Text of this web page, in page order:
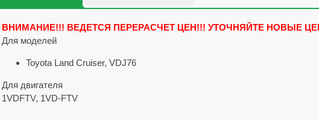
ВНИМАНИЕ!!! ВЕДЕТСЯ ПЕРЕРАСЧЕТ ЦЕН!!! УТОЧНЯЙТЕ НОВЫЕ
Для моделей
Toyota Land Cruiser, VDJ76
Для двигателя
1VDFTV, 1VD-FTV